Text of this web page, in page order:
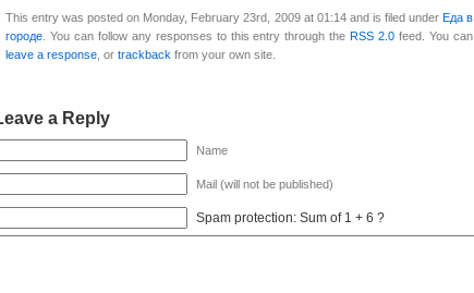
This entry was posted on Monday, February 23rd, 2009 at 01:14 and is filed under Еда в
городе . You can follow any responses to this entry through theRSS 2.0 feed. You can
leave a response , or trackback from your own site.
a Reply
Name
Mail (will not be published)
Spam protection: Sum of 1 + 6 ?